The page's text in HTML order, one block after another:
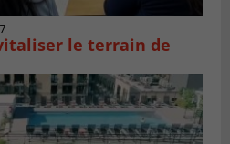
le terrain de